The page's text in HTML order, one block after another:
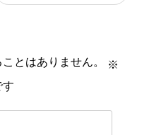
とはありません。
※
す